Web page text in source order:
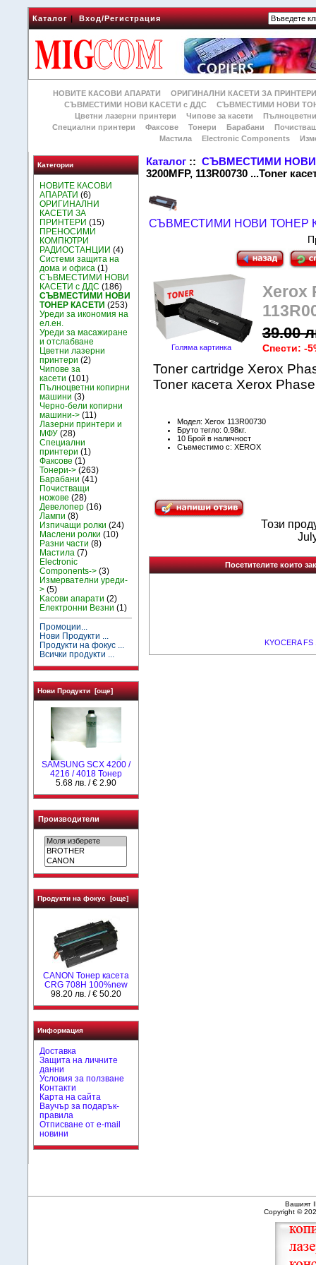
Каталог|Вход/Регистрация
НОВИТЕ КАСОВИ АПАРАТИ
ОРИГИНАЛНИ КАСЕТИ ЗА
СЪВМЕСТИМИ НОВИ КАСЕТИ с ДДС
СЪВМЕСТИМИ НОВИ
Цветни лазерни принтери
Чипове за касети
Специални принтери
Факсове Тонери Барабани
Мастила
Electronic Components
Категории
НОВИТЕ КАСОВИ
АПАРАТИ (6)
ОРИГИНАЛНИ
КАСЕТИ ЗА
ПРИНТЕРИ (15)
ПРЕНОСИМИ
КОМПЮТРИ
РАДИОСТАНЦИИ (4)
Системи защита на
дома и офиса (1)
СЪВМЕСТИМИ НОВИ
КАСЕТИ с ДДС (186)
СЪВМЕСТИМИ НОВИ
ТОНЕР КАСЕТИ (253)
Уреди за икономия на
ел.ен.
Уреди за масажиране
и отслабване
Цветни лазерни
принтери (2)
Чипове за
касети (101)
Пълноцветни копирни
машини (3)
Черно-бели копирни
машини-> (11)
Лазерни принтери и
МФУ (28)
Специални
принтери (1)
Факсове (1)
Тонери-> (263)
Барабани (41)
Почистващи
ножове (28)
Девелопер (16)
Лампи (8)
Изпичащи ролки (24)
Маслени ролки (10)
Разни части (8)
Мастила (7)
Electronic
Components-> (3)
Измервателни уреди-
> (5)
Kасови апарати (2)
Електронни Везни (1)
Промоции...
Нови Продукти ...
Продукти на фокус ...
Всички продукти ...
Нови Продукти [още]
SAMSUNG SCX 4200 /
4216 / 4018 Тонер
5.68 лв. / € 2.90
Производители
Продукти на фокус [още]
CANON Тонер касета
CRG 708H 100%new
98.20 лв. / € 50.20
Информация
Доставка
Защита на личните
данни
Условия за ползване
Контакти
Карта на сайта
Ваучър за подарък-
правила
Отписване от e-mail
новини
Каталог ::СЪВМЕСТИМИ НОВИ
3200MFP, 113R00730 ...Toner
СЪВМЕСТИМИ НОВИ ТОНЕР
Голяма картинка
Xerox
39.00
Спести: -
Toner cartridge Xerox
Toner касета Xerox
Модел: Xerox 113R00730
Бруто тегло: 0.98кг.
10 Брой в наличност
Съвместимо с: XEROX
Този
Посетителите които
KYOCERA FS
Вашият
Copyright ©